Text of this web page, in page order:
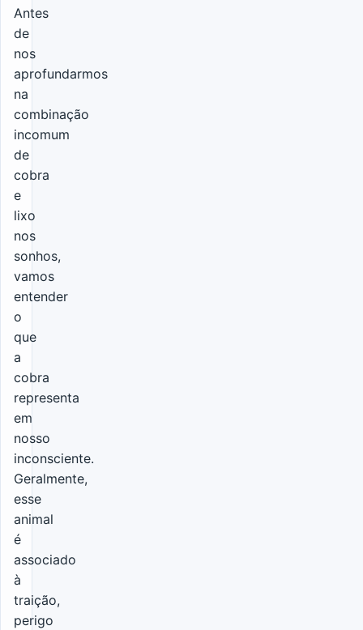
Antes
de
nos
aprofundarmos
na
combinação
incomum
de
cobra
e
lixo
nos
sonhos,
vamos
entender
o
que
a
cobra
representa
em
nosso
inconsciente.
Geralmente,
esse
animal
é
associado
à
traição,
perigo